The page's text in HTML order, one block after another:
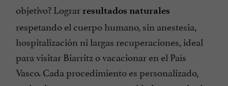
objetivo? Lograr resultados naturales
respetando el cuerpo humano, sin anestesia,
hospitalización ni largas recuperaciones, ideal
para visitar Biarritz o vacacionar en el País
Vasco. Cada procedimiento es personalizado,